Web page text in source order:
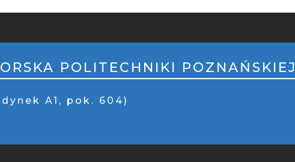
POLITECHNIKI POZNAŃSKIEJ
A1, pok. 604)